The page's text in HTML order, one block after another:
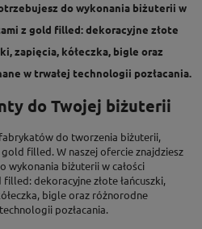
do wykonania biżuterii w
z gold filled: dekoracyjne złote
zapięcia, kółeczka, bigle oraz
w trwałej technologii pozłacania.
do Twojej biżuterii
do tworzenia biżuterii,
filled. W naszej ofercie znajdziesz
wykonania biżuterii w całości
dekoracyjne złote łańcuszki,
bigle oraz różnorodne
pozłacania.